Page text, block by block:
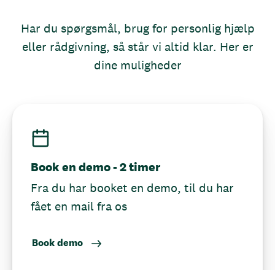
Har du spørgsmål, brug for personlig hjælp
eller rådgivning, så står vi altid klar. Her er
dine muligheder
Book en demo - 2 timer
Fra du har booket en demo, til du har
fået en mail fra os
Book demo